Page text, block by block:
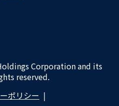
Corporation and its
reserved.
ポリシー​